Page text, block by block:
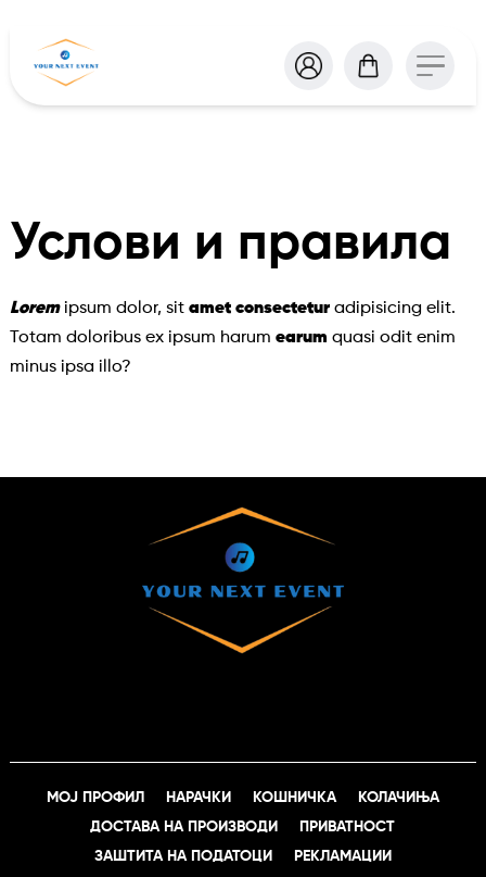
Услови и правила
Lorem ipsum dolor, sit amet consectetur adipisicing elit.
Totam doloribus ex ipsum harum earum quasi odit enim
minus ipsa illo?
МОЈ ПРОФИЛ НАРАЧКИ КОШНИЧКА
КОЛАЧИЊА
ДОСТАВА НА ПРОИЗВОДИ
ПРИВАТНОСТ
ЗАШТИТА НА ПОДАТОЦИ
РЕКЛАМАЦИИ